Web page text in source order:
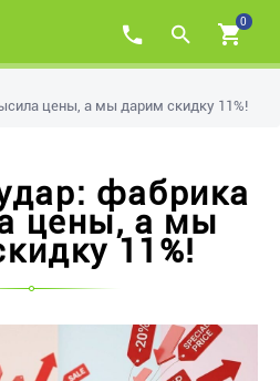
0
цены, а мы дарим скидку 11%!
фабрика
цены, а мы
11%!